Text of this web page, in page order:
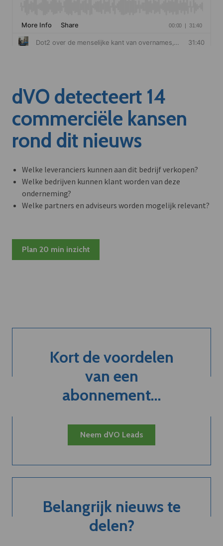
dVO detecteert 14
commerciële kansen
rond dit nieuws
Welke leveranciers kunnen aan dit bedrijf verkopen?
Welke bedrijven kunnen klant worden van deze
onderneming?
Welke partners en adviseurs worden mogelijk relevant?
Plan 20 min inzicht
Kort de voordelen
van een
abonnement...
Neem dVO Leads
Belangrijk nieuws te
delen?